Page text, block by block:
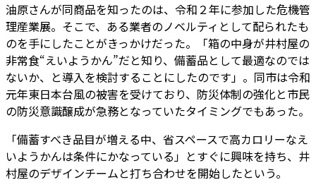
油原さんが同商品を知ったのは、令和２年に参加した危機管
理産業展。そこで、ある業者のノベルティとして配られたも
のを手にしたことがきっかけだった。「箱の中身が井村屋の
非常食“えいようかん”だと知り、備蓄品として最適なのでは
ないか、と導入を検討することにしたのです」。同市は令和
元年東日本台風の被害を受けており、防災体制の強化と市民
の防災意識醸成が急務となっていたタイミングでもあった。
「備蓄すべき品目が増える中、省スペースで高カロリーなえ
いようかんは条件にかなっている」とすぐに興味を持ち、井
村屋のデザインチームと打ち合わせを開始したという。